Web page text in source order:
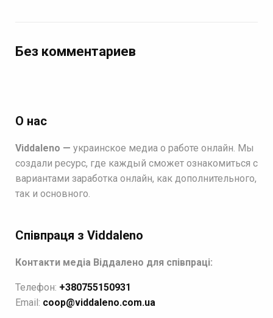
Без комментариев
О нас
Viddaleno — украинское медиа о работе онлайн. Мы
создали ресурс, где каждый сможет ознакомиться с
вариантами заработка онлайн, как дополнительного,
так и основного.
Співпраця з Viddaleno
Контакти медіа Віддалено для співпраці:
Телефон: +380755150931
Email: coop@viddaleno.com.ua